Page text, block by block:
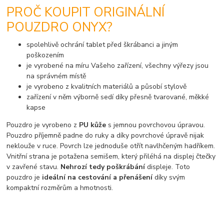
PROČ KOUPIT ORIGINÁLNÍ
POUZDRO ONYX?
spolehlivě ochrání tablet před škrábanci a jiným
poškozením
je vyrobené na míru Vašeho zařízení, všechny výřezy jsou
na správném místě
je vyrobeno z kvalitních materiálů a působí stylově
zařízení v něm výborně sedí díky přesně tvarované, měkké
kapse
Pouzdro je vyrobeno z PU kůže s jemnou povrchovou úpravou.
Pouzdro příjemně padne do ruky a díky povrchové úpravě nijak
neklouže v ruce. Povrch lze jednoduše otřít navlhčeným hadříkem.
Vnitřní strana je potažena semišem, který přiléhá na displej čtečky
v zavřené stavu. Nehrozí tedy poškrábánídispleje. Toto
pouzdro je ideální na cestování a přenášenídíky svým
kompaktní rozměrům a hmotnosti.